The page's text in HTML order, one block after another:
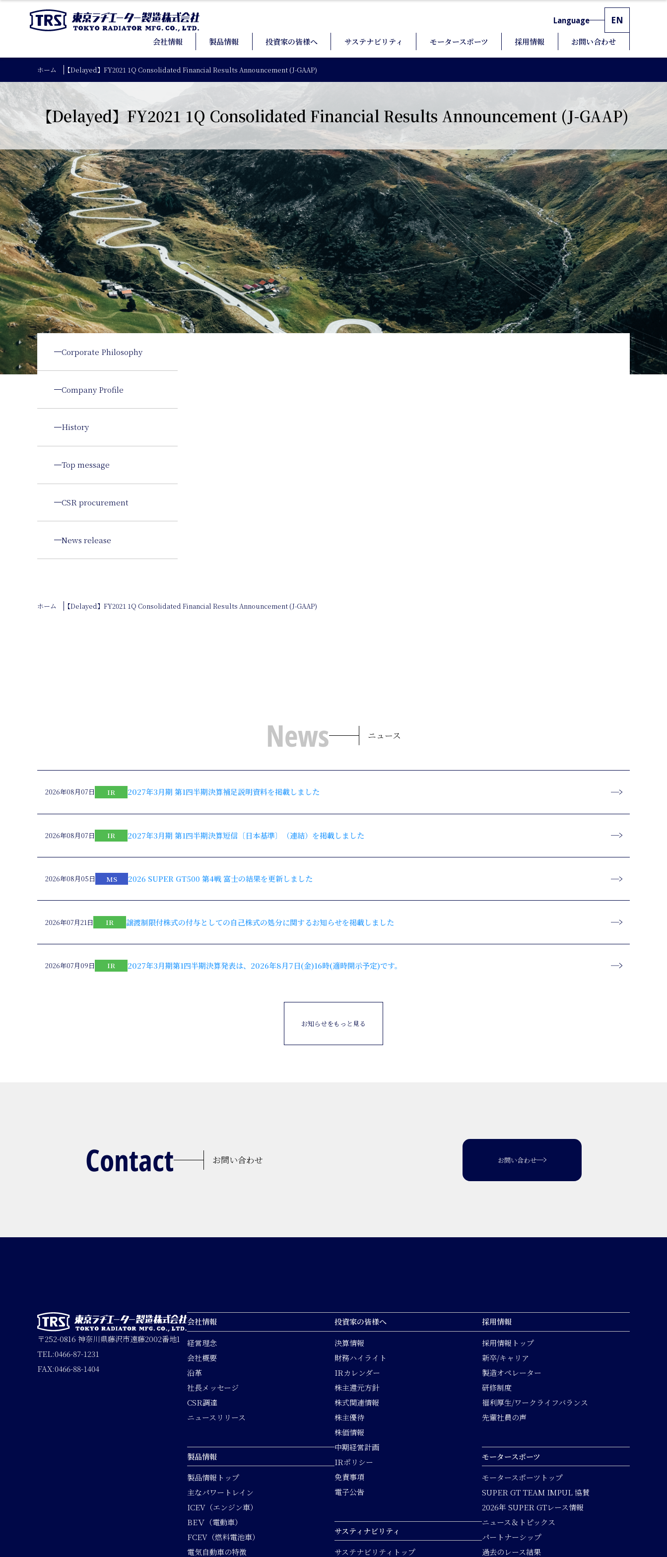
会社情報 製品情報 投資家の皆様へ サステナビリティ モータースポーツ 採用情報 お問い合わせ
Language EN
ホーム 【Delayed】FY2021 1Q Consolidated Financial Results Announcement (J-GAAP)
【Delayed】FY2021 1Q Consolidated Financial Results Announcement (J-GAAP)
Corporate Philosophy
Company Profile
History
Top message
CSR procurement
News release
ホーム 【Delayed】FY2021 1Q Consolidated Financial Results Announcement (J-GAAP)
News ニュース
2026年08月07日 IR 2027年3月期 第1四半期決算補足説明資料を掲載しました
2026年08月07日 IR 2027年3月期 第1四半期決算短信〔日本基準〕（連結）を掲載しました
2026年08月05日 MS 2026 SUPER GT500 第4戦 富士の結果を更新しました
2026年07月21日 IR 譲渡制限付株式の付与としての自己株式の処分に関するお知らせを掲載しました
2026年07月09日 IR 2027年3月期第1四半期決算発表は、2026年8月7日(金)16時(適時開示予定)です。
お知らせをもっと見る
Contact お問い合わせ お問い合わせ
〒252-0816 神奈川県藤沢市遠藤2002番地1
TEL:0466-87-1231
FAX:0466-88-1404
会社情報
経営理念
会社概要
沿革
社長メッセージ
CSR調達
ニュースリリース
製品情報
製品情報トップ
主なパワートレイン
ICEV（エンジン車）
BEＶ（電動車）
FCEV（燃料電池車）
電気自動車の特徴
投資家の皆様へ
決算情報
財務ハイライト
IRカレンダー
株主還元方針
株式関連情報
株主優待
株価情報
中期経営計画
IRポリシー
免責事項
電子公告
サスティナビリティ
サステナビリティトップ
採用情報
採用情報トップ
新卒/キャリア
製造オペレーター
研修制度
福利厚生/ワークライフバランス
先輩社員の声
モータースポーツ
モータースポーツトップ
SUPER GT TEAM IMPUL 協賛
2026年 SUPER GTレース情報
ニュース＆トピックス
パートナーシップ
過去のレース結果